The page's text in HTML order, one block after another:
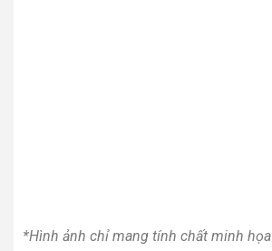
*Hình ảnh chỉ mang tính chất minh họa